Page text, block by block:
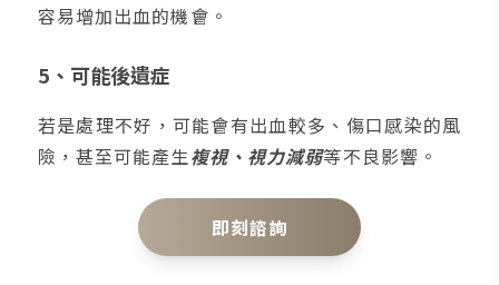
容易增加出血的機會。
5、可能後遺症
若是處理不好，可能會有出血較多、傷口感染的風
險，甚至可能產生複視、視力減弱等不良影響。
即刻諮詢